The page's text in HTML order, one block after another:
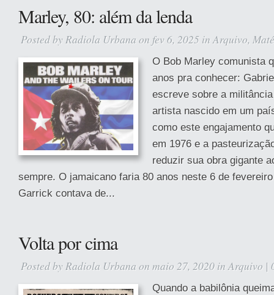
Marley, 80: além da lenda
Posted by Radiola Urbana on fev 6, 2025 inArquivo,
O Bob Marley comunista
anos pra conhecer:
escreve sobre a
artista nascido em um
como este engajamento
em 1976 e a
reduzir sua obra gigante
sempre. O jamaicano faria 80 anos neste 6 de
Garrick contava de...
Volta por cima
Posted by Radiola Urbana on maio 27, 2020 inArquivo |
Quando a babilônia